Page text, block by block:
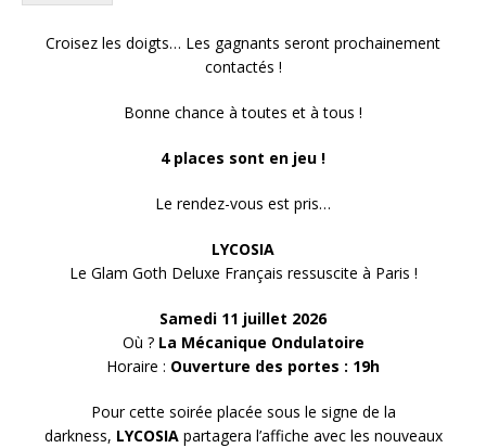
Croisez les doigts… Les gagnants seront prochainement
contactés !
Bonne chance à toutes et à tous !
4 places sont en jeu !
Le rendez-vous est pris…
LYCOSIA
Le Glam Goth Deluxe Français ressuscite à Paris !
Samedi 11 juillet 2026
Où ? La Mécanique Ondulatoire
Horaire : Ouverture des portes : 19h
Pour cette soirée placée sous le signe de la
darkness, LYCOSIA partagera l’affiche avec les nouveaux